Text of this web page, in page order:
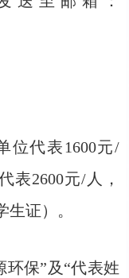
位代表1600元/
表2600元/人，
证）。
环保”及“代表姓